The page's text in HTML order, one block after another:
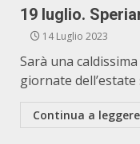
19 luglio.
14 Luglio 2023
Sarà una
giornate
Continua a